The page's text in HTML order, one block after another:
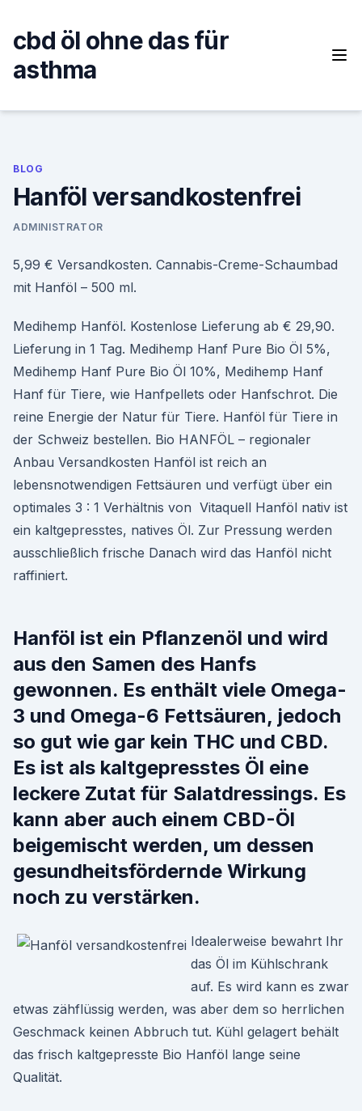
content
cbd öl ohne das für
asthma
BLOG
Hanföl versandkostenfrei
ADMINISTRATOR
5,99 € Versandkosten. Cannabis-Creme-Schaumbad
mit Hanföl – 500 ml.
Medihemp Hanföl. Kostenlose Lieferung ab € 29,90.
Lieferung in 1 Tag. Medihemp Hanf Pure Bio Öl 5%,
Medihemp Hanf Pure Bio Öl 10%, Medihemp Hanf
Hanf für Tiere, wie Hanfpellets oder Hanfschrot. Die
reine Energie der Natur für Tiere. Hanföl für Tiere in
der Schweiz bestellen. Bio HANFÖL – regionaler
Anbau Versandkosten Hanföl ist reich an
lebensnotwendigen Fettsäuren und verfügt über ein
optimales 3 : 1 Verhältnis von Vitaquell Hanföl nativ ist
ein kaltgepresstes, natives Öl. Zur Pressung werden
ausschließlich frische Danach wird das Hanföl nicht
raffiniert.
Hanföl ist ein Pflanzenöl und wird
aus den Samen des Hanfs
gewonnen. Es enthält viele Omega-
3 und Omega-6 Fettsäuren, jedoch
so gut wie gar kein THC und CBD.
Es ist als kaltgepresstes Öl eine
leckere Zutat für Salatdressings. Es
kann aber auch einem CBD-Öl
beigemischt werden, um dessen
gesundheitsfördernde Wirkung
noch zu verstärken.
Idealerweise bewahrt Ihr
das Öl im Kühlschrank
auf. Es wird kann es zwar
etwas zähflüssig werden, was aber dem so herrlichen
Geschmack keinen Abbruch tut. Kühl gelagert behält
das frisch kaltgepresste Bio Hanföl lange seine
Qualität.